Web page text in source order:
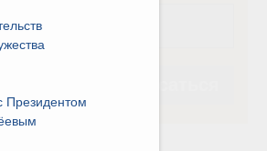
Президентом